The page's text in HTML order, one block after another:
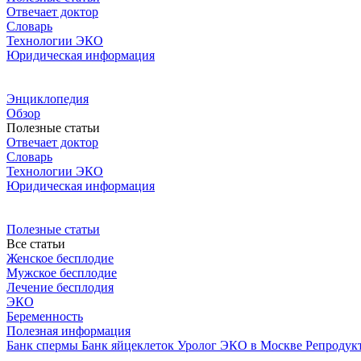
Отвечает доктор
Словарь
Технологии ЭКО
Юридическая информация
Энциклопедия
Обзор
Полезные статьи
Отвечает доктор
Словарь
Технологии ЭКО
Юридическая информация
Полезные статьи
Все статьи
Женское бесплодие
Мужское бесплодие
Лечение бесплодия
ЭКО
Беременность
Полезная информация
Банк спермы Банк яйцеклеток Уролог ЭКО в Москве